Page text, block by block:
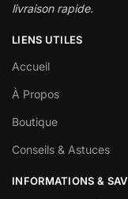
livraison rapide.
LIENS UTILES
Accueil
À Propos
Boutique
Conseils & Astuces
INFORMATIONS & SAV